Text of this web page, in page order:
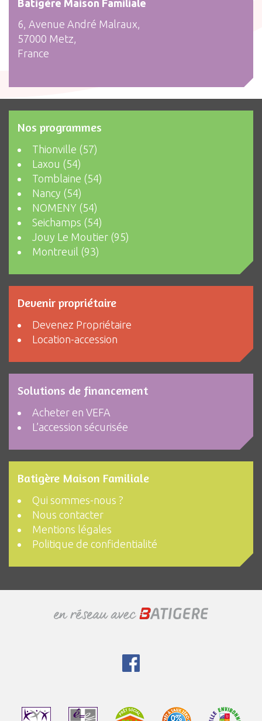
Batigère Maison Familiale
6, Avenue André Malraux,
57000 Metz,
France
Nos programmes
Thionville (57)
Laxou (54)
Tomblaine (54)
Nancy (54)
NOMENY (54)
Seichamps (54)
Jouy Le Moutier (95)
Montreuil (93)
Devenir propriétaire
Devenez Propriétaire
Location-accession
Solutions de financement
Acheter en VEFA
L’accession sécurisée
Batigère Maison Familiale
Qui sommes-nous ?
Nous contacter
Mentions légales
Politique de confidentialité